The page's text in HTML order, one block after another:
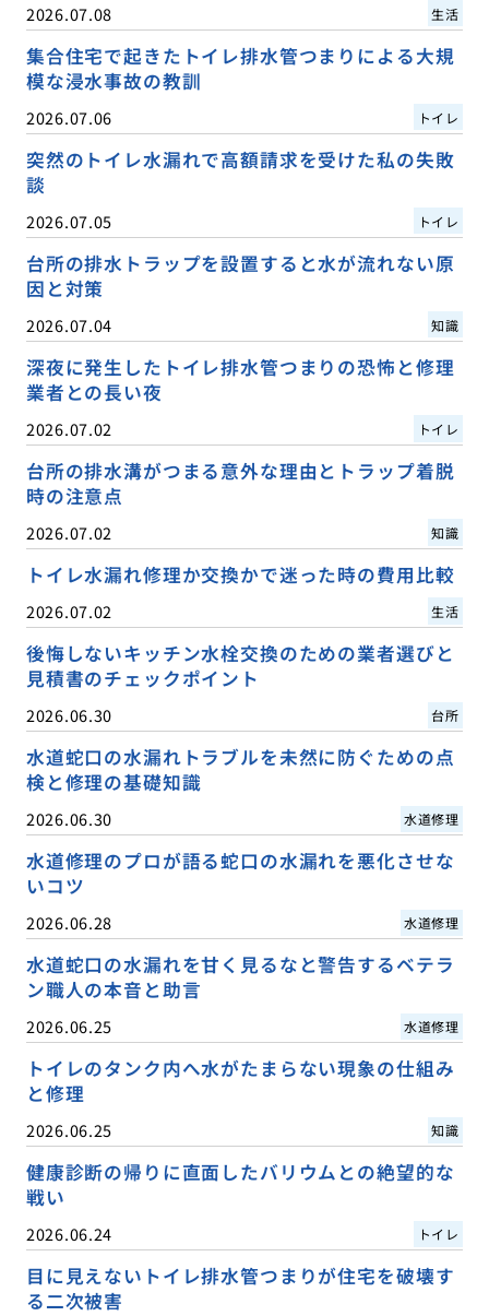
2026.07.08 生活
集合住宅で起きたトイレ排水管つまりによる大規
模な浸水事故の教訓
2026.07.06 トイレ
突然のトイレ水漏れで高額請求を受けた私の失敗
談
2026.07.05 トイレ
台所の排水トラップを設置すると水が流れない原
因と対策
2026.07.04 知識
深夜に発生したトイレ排水管つまりの恐怖と修理
業者との長い夜
2026.07.02 トイレ
台所の排水溝がつまる意外な理由とトラップ着脱
時の注意点
2026.07.02 知識
トイレ水漏れ修理か交換かで迷った時の費用比較
2026.07.02 生活
後悔しないキッチン水栓交換のための業者選びと
見積書のチェックポイント
2026.06.30 台所
水道蛇口の水漏れトラブルを未然に防ぐための点
検と修理の基礎知識
2026.06.30 水道修理
水道修理のプロが語る蛇口の水漏れを悪化させな
いコツ
2026.06.28 水道修理
水道蛇口の水漏れを甘く見るなと警告するベテラ
ン職人の本音と助言
2026.06.25 水道修理
トイレのタンク内へ水がたまらない現象の仕組み
と修理
2026.06.25 知識
健康診断の帰りに直面したバリウムとの絶望的な
戦い
2026.06.24 トイレ
目に見えないトイレ排水管つまりが住宅を破壊す
る二次被害